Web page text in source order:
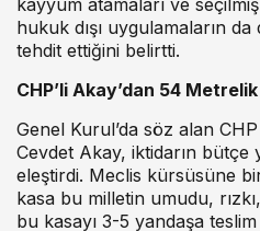
hukuk dışı uygulamaların
tehdit ettiğini belirtti.
CHP’li Akay’dan 54
Genel Kurul’da söz alan
Cevdet Akay, iktidarın
eleştirdi. Meclis kürsüsüne
kasa bu milletin umudu,
bu kasayı 3-5 yandaşa